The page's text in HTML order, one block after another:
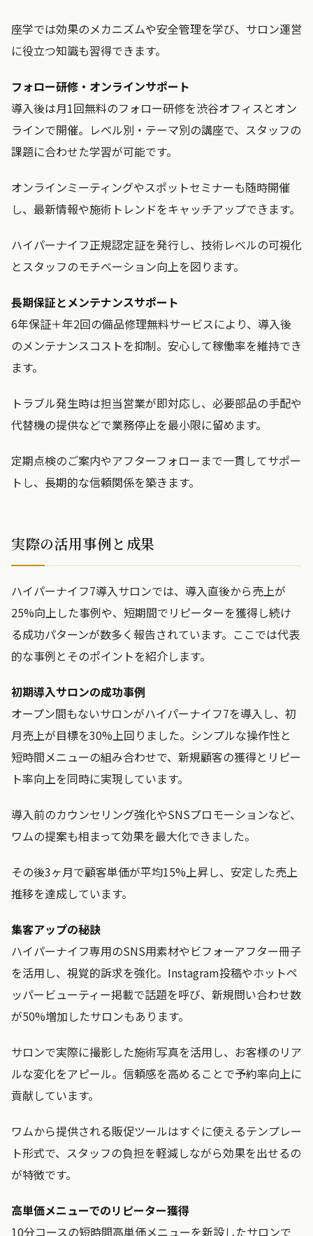
座学では効果のメカニズムや安全管理を学び、サロン運営
に役立つ知識も習得できます。
フォロー研修・オンラインサポート
導入後は月1回無料のフォロー研修を渋谷オフィスとオン
ラインで開催。レベル別・テーマ別の講座で、スタッフの
課題に合わせた学習が可能です。
オンラインミーティングやスポットセミナーも随時開催
し、最新情報や施術トレンドをキャッチアップできます。
ハイパーナイフ正規認定証を発行し、技術レベルの可視化
とスタッフのモチベーション向上を図ります。
長期保証とメンテナンスサポート
6年保証＋年2回の備品修理無料サービスにより、導入後
のメンテナンスコストを抑制。安心して稼働率を維持でき
ます。
トラブル発生時は担当営業が即対応し、必要部品の手配や
代替機の提供などで業務停止を最小限に留めます。
定期点検のご案内やアフターフォローまで一貫してサポー
トし、長期的な信頼関係を築きます。
実際の活用事例と成果
ハイパーナイフ7導入サロンでは、導入直後から売上が
25%向上した事例や、短期間でリピーターを獲得し続け
る成功パターンが数多く報告されています。ここでは代表
的な事例とそのポイントを紹介します。
初期導入サロンの成功事例
オープン間もないサロンがハイパーナイフ7を導入し、初
月売上が目標を30%上回りました。シンプルな操作性と
短時間メニューの組み合わせで、新規顧客の獲得とリピー
ト率向上を同時に実現しています。
導入前のカウンセリング強化やSNSプロモーションなど、
ワムの提案も相まって効果を最大化できました。
その後3ヶ月で顧客単価が平均15%上昇し、安定した売上
推移を達成しています。
集客アップの秘訣
ハイパーナイフ専用のSNS用素材やビフォーアフター冊子
を活用し、視覚的訴求を強化。Instagram投稿やホットペ
ッパービューティー掲載で話題を呼び、新規問い合わせ数
が50%増加したサロンもあります。
サロンで実際に撮影した施術写真を活用し、お客様のリア
ルな変化をアピール。信頼感を高めることで予約率向上に
貢献しています。
ワムから提供される販促ツールはすぐに使えるテンプレー
ト形式で、スタッフの負担を軽減しながら効果を出せるの
が特徴です。
高単価メニューでのリピーター獲得
10分コースの短時間高単価メニューを新設したサロンで